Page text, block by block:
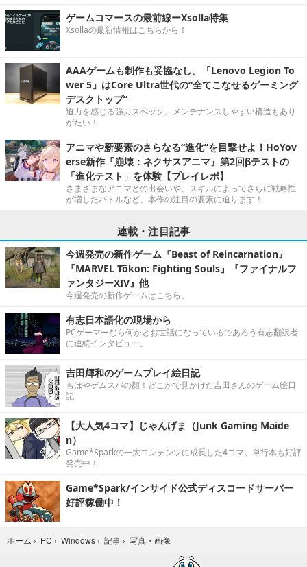
ゲームコマースの最前線ーXsolla特集
Xsollaの最新情報はこちらから！
AAAゲームも制作も妥協なし。「Lenovo Legion To
wer 5」はCore Ultra世代の“全てこなせるゲーミング
デスクトップ”
迫力を感じる強力スペック。メンテナンスしやすい構造もあり
がたい！
アニマや新要素のさらなる“進化”を目撃せよ！HoYov
erse新作『崩壊：ネクサスアニマ』第2回βテストの
「進化テスト」を体験【プレイレポ】
さまざまなアニマとの出会いや、スキルによってさらに戦略性
が増したバトルなど、本作の注目の要素に迫ります！
連載・注目記事
今週発売の新作ゲーム『Beast of Reincarnation』
『MARVEL Tōkon: Fighting Souls』『ファイナルフ
ァンタジーXIV』他
今週発売の新作ゲームはこちら。
有志日本語化の現場から
PCゲーマーなら何かとお世話になっているであろう有志翻訳者
に連続インタビュー。
吉田輝和のゲームプレイ絵日記
もはやゲムスパの顔！どこかで見かけた吉田さんのゲーム絵日
記
【大人気4コマ】じゃんげま（Junk Gaming Maide
n）
Game*Sparkの一大コンテンツに成長した4コマ。単行本も好評
発売中！
Game*Spark/インサイド公式ディスコードサーバー
好評稼働中！
ホーム › PC › Windows › 記事 › 写真・画像